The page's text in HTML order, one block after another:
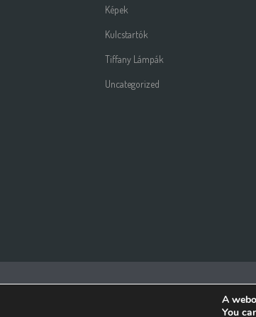
Képek
Kulcstartók
Tiffany Lámpák
Uncategorized
Copyright All Rights Reserved © 2015 | A
You